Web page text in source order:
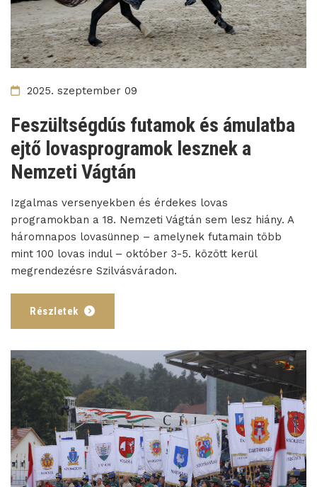
2025. szeptember 09
Feszültségdús futamok és ámulatba
ejtő lovasprogramok lesznek a
Nemzeti Vágtán
Izgalmas versenyekben és érdekes lovas
programokban a 18. Nemzeti Vágtán sem lesz hiány. A
háromnapos lovasünnep – amelynek futamain több
mint 100 lovas indul – október 3-5. között kerül
megrendezésre Szilvásváradon.
Részletek